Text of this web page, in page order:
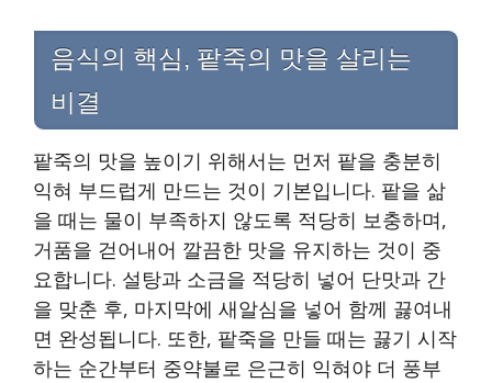
음식의 핵심, 팥죽의 맛을 살리는
비결
팥죽의 맛을 높이기 위해서는 먼저 팥을 충분히
익혀 부드럽게 만드는 것이 기본입니다. 팥을 삶
을 때는 물이 부족하지 않도록 적당히 보충하며,
거품을 걷어내어 깔끔한 맛을 유지하는 것이 중
요합니다. 설탕과 소금을 적당히 넣어 단맛과 간
을 맞춘 후, 마지막에 새알심을 넣어 함께 끓여내
면 완성됩니다. 또한, 팥죽을 만들 때는 끓기 시작
하는 순간부터 중약불로 은근히 익혀야 더 풍부